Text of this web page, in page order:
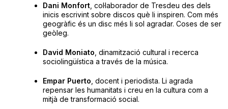
Dani Monfort, col·laborador de Tresdeu des dels
inicis escrivint sobre discos què li inspiren. Com més
geogràfic és un disc més li sol agradar. Coses de ser
geòleg.
David Moniato , dinamització cultural i recerca
sociolingüística a través de la música.
Empar Puerto , docent i periodista. Li agrada
repensar les humanitats i creu en la cultura com a
mitjà de transformació social.